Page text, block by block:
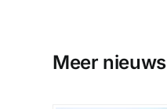
Meer nieuws